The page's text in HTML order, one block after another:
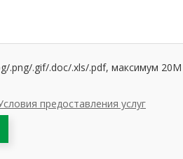
.png/.gif/.doc/.xls/.pdf, максимум 20M
предоставления услуг